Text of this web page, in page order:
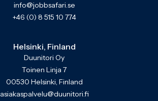
info@jobbsafari.se
+46 (0) 8 515 10 774
Helsinki, Finland
Duunitori Oy
Toinen Linja 7
00530 Helsinki, Finland
asiakaspalvelu@duunitori.fi